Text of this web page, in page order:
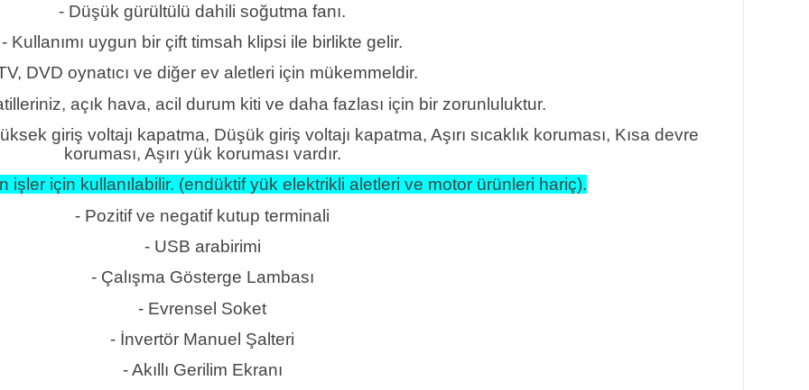
- Düşük gürültülü dahili soğutma fanı.
- Kullanımı uygun bir çift timsah klipsi ile birlikte gelir.
DVD oynatıcı ve diğer ev aletleri için mükemmeldir.
açık hava, acil durum kiti ve daha fazlası için bir zorunluluktur.
giriş voltajı kapatma, Düşük giriş voltajı kapatma, Aşırı sıcaklık koruması, Kısa devre
koruması, Aşırı yük koruması vardır.
işler için kullanılabilir. (endüktif yük elektrikli aletleri ve motor ürünleri hariç).
- Pozitif ve negatif kutup terminali
- USB arabirimi
- Çalışma Gösterge Lambası
- Evrensel Soket
- İnvertör Manuel Şalteri
- Akıllı Gerilim Ekranı